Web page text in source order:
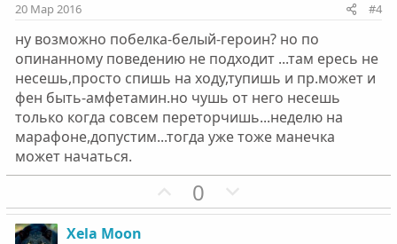
в
н
ы
й
г
о
л
о
н
ы
й
г
о
о
20 Мар 2016 #4
ну возможно побелка-белый-героин? но по
опинанному поведению не подходит ...там ересь не
несешь,просто спишь на ходу,тупишь и пр.может и
фен быть-амфетамин.но чушь от него несешь
только когда совсем переторчишь...неделю на
марафоне,допустим...тогда уже тоже манечка
может начаться.
П
о
0
е
Xela Moon